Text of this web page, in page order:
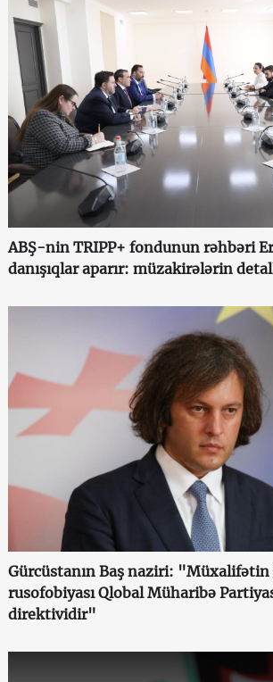
ABŞ-nin TRIPP+ fondunun rəhbəri
danışıqlar aparır: müzakirələrin
Gürcüstanın Baş naziri: "Müxalifətin
rusofobiyası Qlobal Müharibə
direktividir"